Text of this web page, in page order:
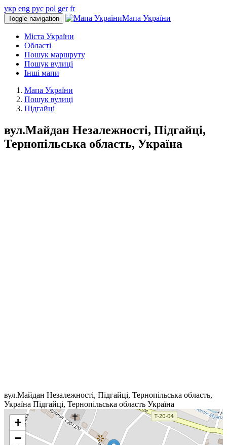
укр eng рус pol ger fr
Toggle navigation Мапа України
Міста України
Області
Пошук маршруту
Пошук вулиці
Інші мапи
Мапа України
Пошук вулиці
Підгайці
вул.Майдан Незалежності, Підгайці,
Тернопільська область, Україна
вул.Майдан Незалежності, Підгайці, Тернопільська область,
Україна Підгайці, Тернопільська область Україна
+
−